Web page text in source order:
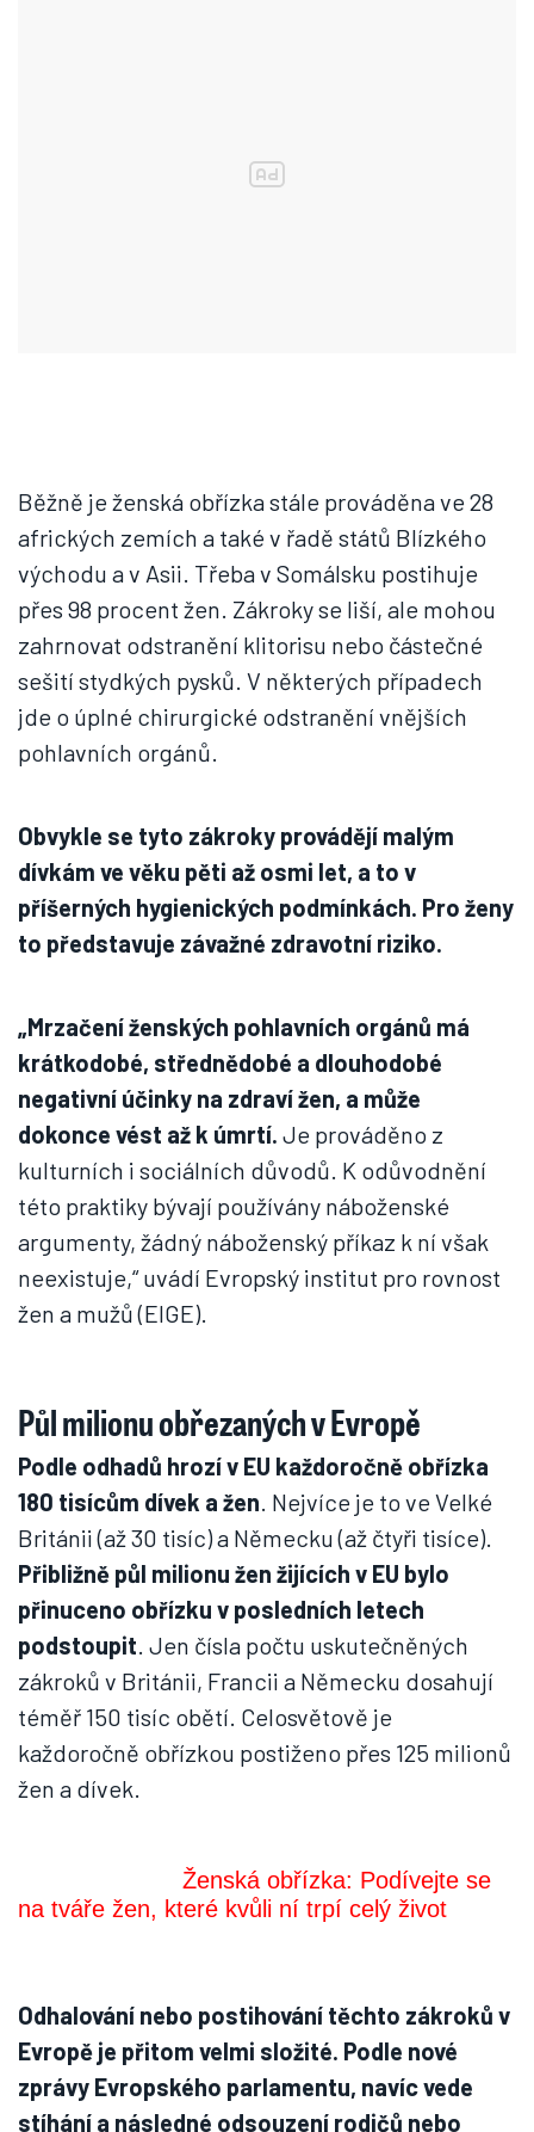
Běžně je ženská obřízka stále prováděna ve 28
afrických zemích a také v řadě států Blízkého
východu a v Asii. Třeba v Somálsku postihuje
přes 98 procent žen. Zákroky se liší, ale mohou
zahrnovat odstranění klitorisu nebo částečné
sešití stydkých pysků. V některých případech
jde o úplné chirurgické odstranění vnějších
pohlavních orgánů.
Obvykle se tyto zákroky provádějí malým
dívkám ve věku pěti až osmi let, a to v
příšerných hygienických podmínkách. Pro ženy
to představuje závažné zdravotní riziko.
„Mrzačení ženských pohlavních orgánů má
krátkodobé, střednědobé a dlouhodobé
negativní účinky na zdraví žen, a může
dokonce vést až k úmrtí. Je prováděno z
kulturních i sociálních důvodů. K odůvodnění
této praktiky bývají používány náboženské
argumenty, žádný náboženský příkaz k ní však
neexistuje,“ uvádí Evropský institut pro rovnost
žen a mužů (EIGE).
Půl milionu obřezaných v Evropě
Podle odhadů hrozí v EU každoročně obřízka
180 tisícům dívek a žen. Nejvíce je to ve Velké
Británii (až 30 tisíc) a Německu (až čtyři tisíce).
Přibližně půl milionu žen žijících v EU bylo
přinuceno obřízku v posledních letech
podstoupit. Jen čísla počtu uskutečněných
zákroků v Británii, Francii a Německu dosahují
téměř 150 tisíc obětí. Celosvětově je
každoročně obřízkou postiženo přes 125 milionů
žen a dívek.
Ženská obřízka: Podívejte se
na tváře žen, které kvůli ní trpí celý život
Odhalování nebo postihování těchto zákroků v
Evropě je přitom velmi složité. Podle nové
zprávy Evropského parlamentu, navíc vede
stíhání a následné odsouzení rodičů nebo